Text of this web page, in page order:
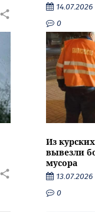
0
Из
вывезли
мусора
0